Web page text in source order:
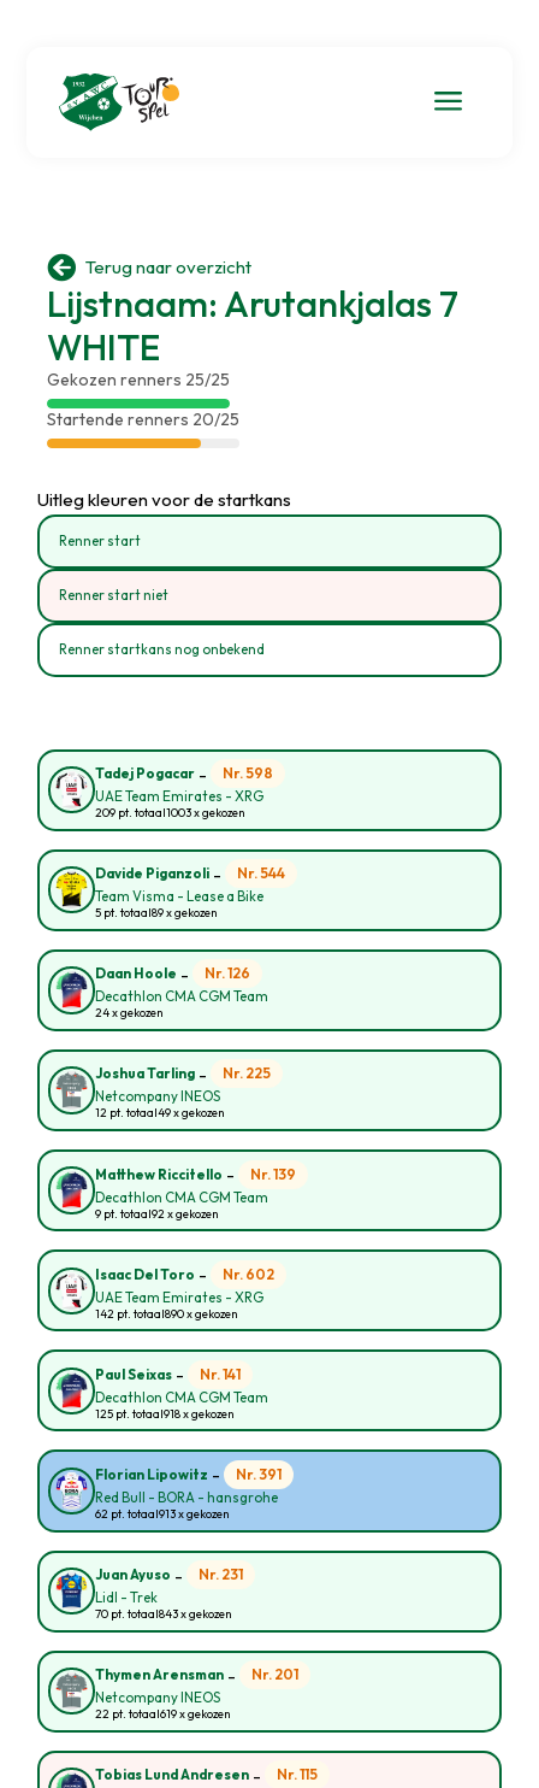
a
 Terug naar overzicht
Lijstnaam: Arutankjalas 7
WHITE
Gekozen renners 25/25
Startende renners 20/25
Uitleg kleuren voor de startkans
Renner start
Renner start niet
Renner startkans nog onbekend
Tadej Pogacar - Nr. 598
UAE Team Emirates - XRG
209 pt. totaal1003 x gekozen
Davide Piganzoli - Nr. 544
Team Visma - Lease a Bike
5 pt. totaal89 x gekozen
Daan Hoole - Nr. 126
Decathlon CMA CGM Team
24 x gekozen
Joshua Tarling - Nr. 225
Netcompany INEOS
12 pt. totaal49 x gekozen
Matthew Riccitello - Nr. 139
Decathlon CMA CGM Team
9 pt. totaal92 x gekozen
Isaac Del Toro - Nr. 602
UAE Team Emirates - XRG
142 pt. totaal890 x gekozen
Paul Seixas - Nr. 141
Decathlon CMA CGM Team
125 pt. totaal918 x gekozen
Florian Lipowitz - Nr. 391
Red Bull - BORA - hansgrohe
62 pt. totaal913 x gekozen
Juan Ayuso - Nr. 231
Lidl - Trek
70 pt. totaal843 x gekozen
Thymen Arensman - Nr. 201
Netcompany INEOS
22 pt. totaal619 x gekozen
Tobias Lund Andresen - Nr. 115